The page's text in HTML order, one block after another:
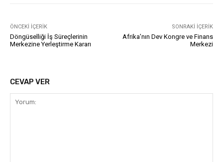
ÖNCEKI İÇERIK
Döngüselliği İş Süreçlerinin
Merkezine Yerleştirme Kararı
SONRAKI İÇERIK
Afrika’nın Dev Kongre ve Finans
Merkezi
CEVAP VER